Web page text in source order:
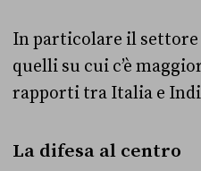
In particolare il settore
quelli su cui c’è
rapporti tra Italia e
La difesa al centro